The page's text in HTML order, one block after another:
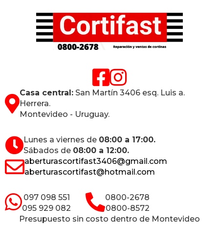
Casa central: San Martín 3406 esq. Luis a.
Herrera.
Montevideo - Uruguay.
Lunes a viernes de 08:00 a 17:00.
Sábados de 08:00 a 12:00.
aberturascortifast3406@gmail.com
aberturascortifast@hotmail.com
097 098 551
095 929 082
0800-2678
0800-8572
Presupuesto sin costo dentro de Montevideo